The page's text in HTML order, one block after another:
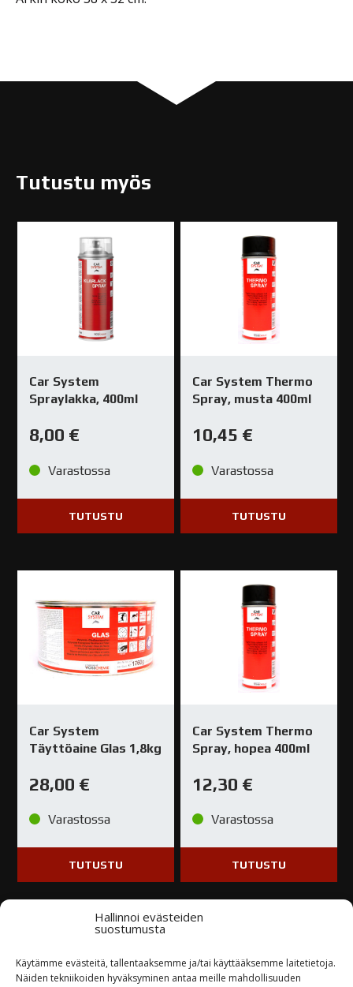
Hallinnoi evästeiden
suostumusta
Käytämme evästeitä, tallentaaksemme ja/tai käyttääksemme laitetietoja.
Näiden tekniikoiden hyväksyminen antaa meille mahdollisuuden
Tutustu myös
Car System
Spraylakka, 400ml
8,00 €
Varastossa
TUTUSTU
Car System Thermo
Spray, musta 400ml
10,45 €
Varastossa
TUTUSTU
Car System
Täyttöaine Glas 1,8kg
28,00 €
Varastossa
TUTUSTU
Car System Thermo
Spray, hopea 400ml
12,30 €
Varastossa
TUTUSTU